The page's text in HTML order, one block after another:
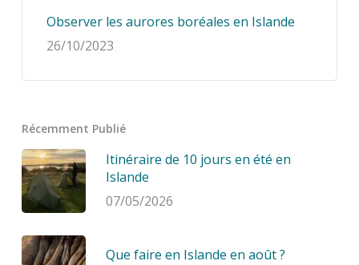
Observer les aurores boréales en Islande
26/10/2023
Récemment Publié
Itinéraire de 10 jours en été en
Islande
07/05/2026
Que faire en Islande en août ?